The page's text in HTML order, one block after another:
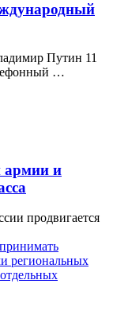
Путин 11
…
армии и
продвигается